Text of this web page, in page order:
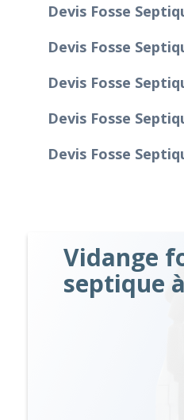
Devis Fosse
Devis Fosse
Devis Fosse
Devis Fosse
Devis Fosse
Vidange
septique